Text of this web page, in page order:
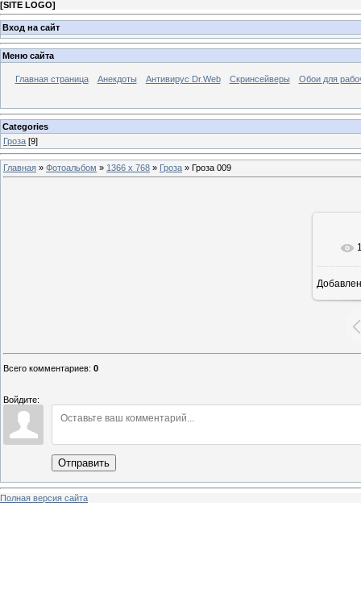
[SITE LOGO]
Вход на сайт
Меню сайта
Главная страница Анекдоты Антивирус Dr.Web Скринсейверы Обои для
Categories
Гроза [9]
Главная » Фотоальбом » 1366 x 768 » Гроза » Гроза 009
Всего комментариев: 0
Войдите:
Отправить
Полная версия сайта